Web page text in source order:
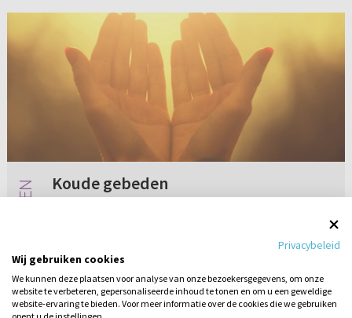
Koude gebeden
zo naar dat reinigende bloed, maar het is te
kort voor de eeuwigheid. Ik ben zelfs zo
hoogmoedig dat ik me...
1 reactie 21-09-2018
Privacybeleid
Wij gebruiken cookies
We kunnen deze plaatsen voor analyse van onze bezoekersgegevens, om onze
website te verbeteren, gepersonaliseerde inhoud te tonen en om u een geweldige
website-ervaring te bieden. Voor meer informatie over de cookies die we gebruiken